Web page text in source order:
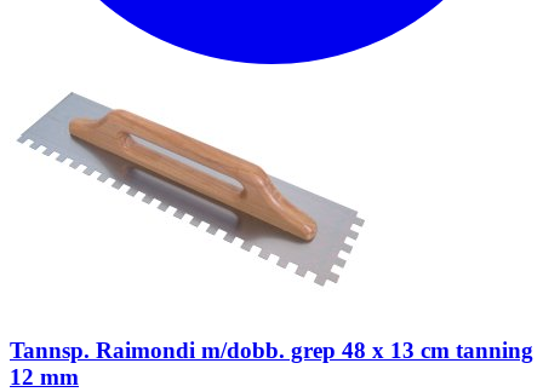
Tannsp. Raimondi m/dobb. grep 48 x 13 cm tanning
12 mm